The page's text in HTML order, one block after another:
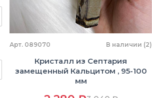
Арт. 089070 В наличии (2)
Кристалл из Септария
замещенный Кальцитом , 95-100
мм